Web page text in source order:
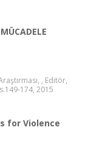
, Editör,
174, 2015
for Violence